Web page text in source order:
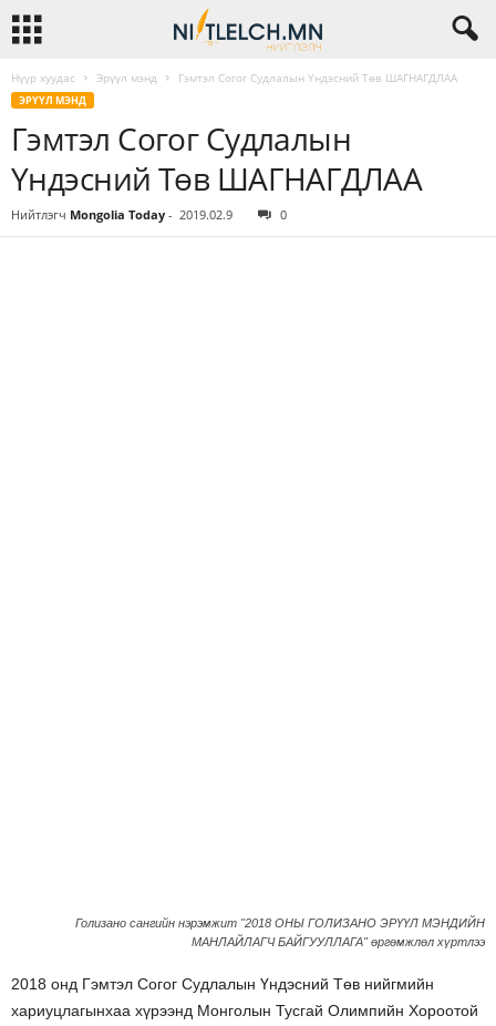
Нүүр хуудас Эрүүл мэнд Гэмтэл Согог Судлалын Үндэсний Төв ШАГНАГДЛАА
ЭРҮҮЛ МЭНД
Гэмтэл Согог Судлалын
Үндэсний Төв ШАГНАГДЛАА
Нийтлэгч Mongolia Today - 2019.02.9 0
Голизано сангийн нэрэмжит "2018 ОНЫ ГОЛИЗАНО ЭРҮҮЛ МЭНДИЙН
МАНЛАЙЛАГЧ БАЙГУУЛЛАГА" өргөмжлөл хүртлээ
2018 онд Гэмтэл Согог Судлалын Үндэсний Төв нийгмийн
хариуцлагынхаа хүрээнд Монголын Тусгай Олимпийн Хороотой